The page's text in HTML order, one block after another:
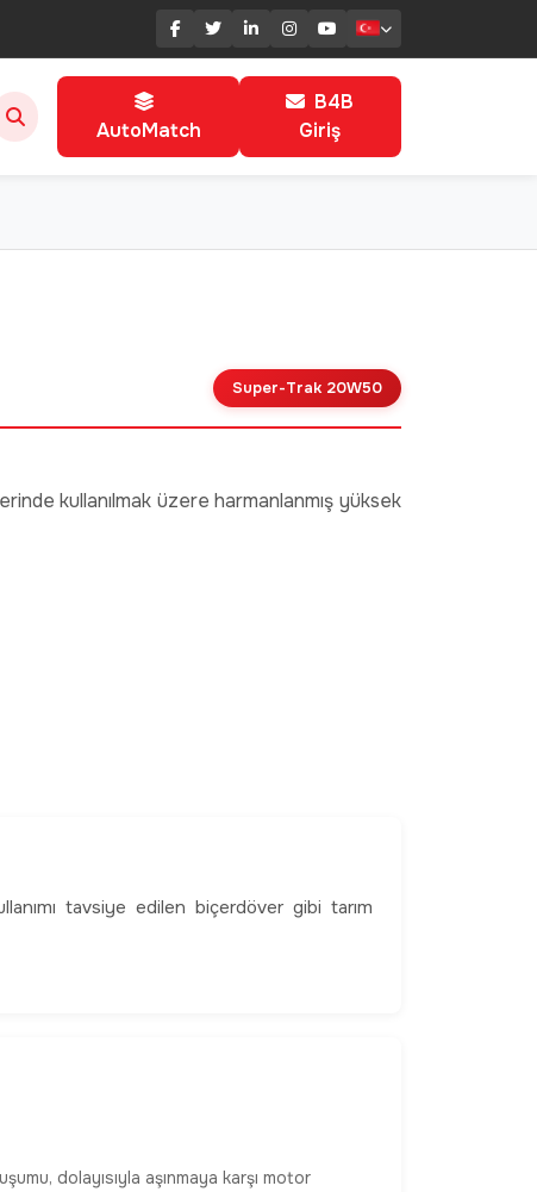
AutoMatch
B4B
Giriş
Super-Trak 20W50
kullanılmak üzere harmanlanmış yüksek
tavsiye edilen biçerdöver gibi tarım
dolayısıyla aşınmaya karşı motor